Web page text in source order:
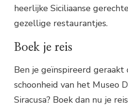
heerlijke Siciliaanse
gezellige restaurantjes.
Boek je reis
Ben je geïnspireerd geraakt
schoonheid van het Museo
Siracusa? Boek dan nu je